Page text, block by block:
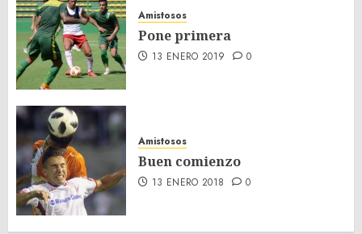
Amistosos
Pone primera
13 ENERO 2019 0
Amistosos
Buen comienzo
13 ENERO 2018 0